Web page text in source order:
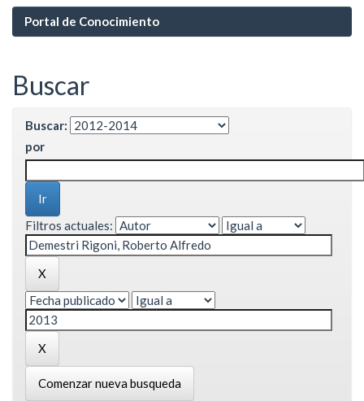
Portal de Conocimiento
Buscar
Buscar:
por
Filtros actuales:
Comenzar nueva busqueda